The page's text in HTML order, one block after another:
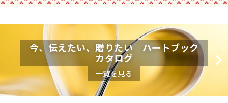
今、伝えたい、贈りたい ハートブック
カタログ
一覧を見る